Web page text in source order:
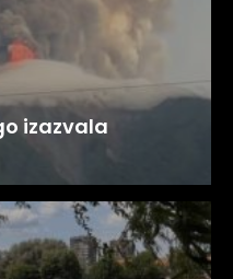
izazvala